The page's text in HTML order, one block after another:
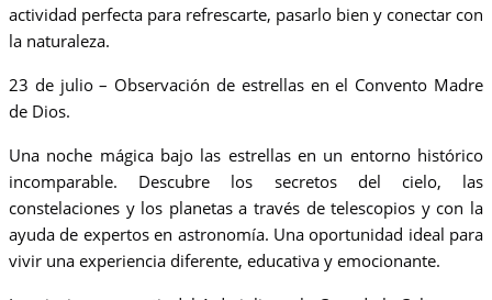
actividad perfecta para refrescarte, pasarlo bien y conectar con
la naturaleza.
23 de julio – Observación de estrellas en el Convento Madre
de Dios.
Una noche mágica bajo las estrellas en un entorno histórico
incomparable. Descubre los secretos del cielo, las
constelaciones y los planetas a través de telescopios y con la
ayuda de expertos en astronomía. Una oportunidad ideal para
vivir una experiencia diferente, educativa y emocionante.